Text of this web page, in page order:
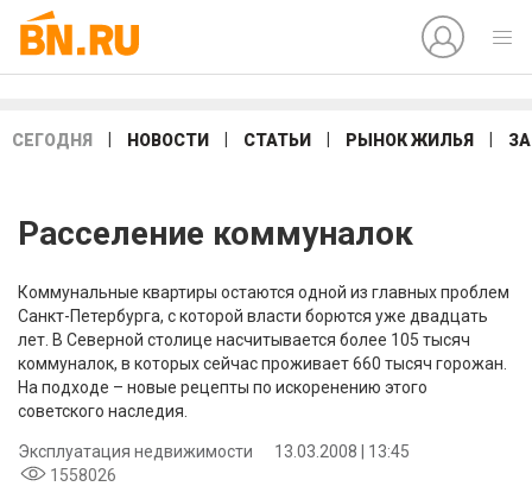
СЕГОДНЯ НОВОСТИ СТАТЬИ РЫНОК ЖИЛЬЯ
Расселение коммуналок
Коммунальные квартиры остаются одной из главных проблем
Санкт-Петербурга, с которой власти борются уже двадцать
лет. В Северной столице насчитывается более 105 тысяч
коммуналок, в которых сейчас проживает 660 тысяч горожан.
На подходе – новые рецепты по искоренению этого
советского наследия.
Эксплуатация недвижимости
13.03.2008 | 13:45
1558026